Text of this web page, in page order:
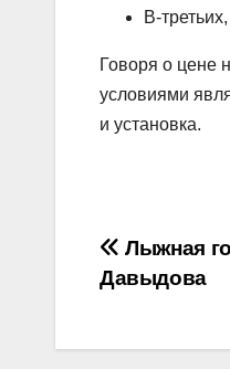
В-
Говоря о цене
условиями
и установка.
по
Лыжная
Давыдова